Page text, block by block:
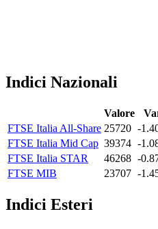
Indici Nazionali
Valore
FTSE Italia All-Share 25720 -
FTSE Italia Mid Cap 39374 -
FTSE Italia STAR
46268 -
FTSE MIB
23707 -
Indici Esteri